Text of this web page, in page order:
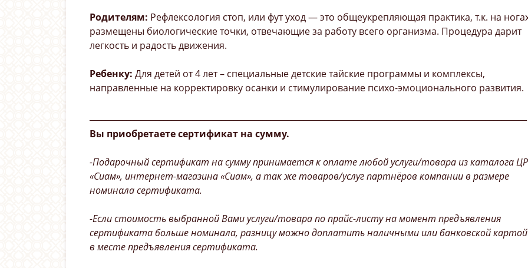
Родителям: Рефлексология стоп, или фут уход — это общеукрепляющая практика, т.к. на
размещены биологические точки, отвечающие за работу всего организма. Процедура дарит
легкость и радость движения.
Ребенку: Для детей от 4 лет – специальные детские тайские программы и комплексы,
направленные на корректировку осанки и стимулирование психо-эмоционального развития.
Вы приобретаете сертификат на сумму.
-Подарочный сертификат на сумму принимается к оплате любой услуги/товара из каталога ЦР
«Сиам», интернет-магазина «Сиам», а так же товаров/услуг партнёров компании в размере
номинала сертификата.
-Если стоимость выбранной Вами услуги/товара по прайс-листу на момент предъявления
сертификата больше номинала, разницу можно доплатить наличными или банковской картой
в месте предъявления сертификата.